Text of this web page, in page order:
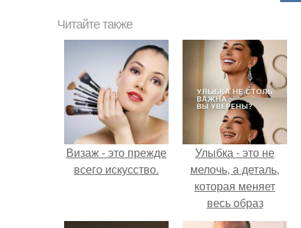
Читайте также
Визаж - это прежде
всего искусство.
Улыбка - это не
мелочь, а деталь,
которая меняет
весь образ
человека.